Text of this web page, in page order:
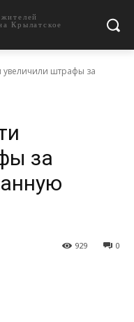
Крылатское
увеличили штрафы за
за
0
929